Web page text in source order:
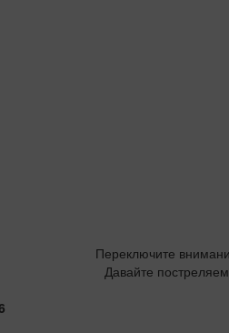
Переключите
Давайте